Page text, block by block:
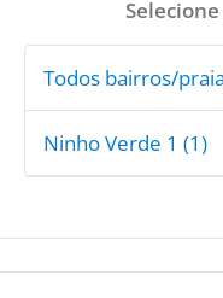
Todos bairros/
Ninho Verde 1 (1)